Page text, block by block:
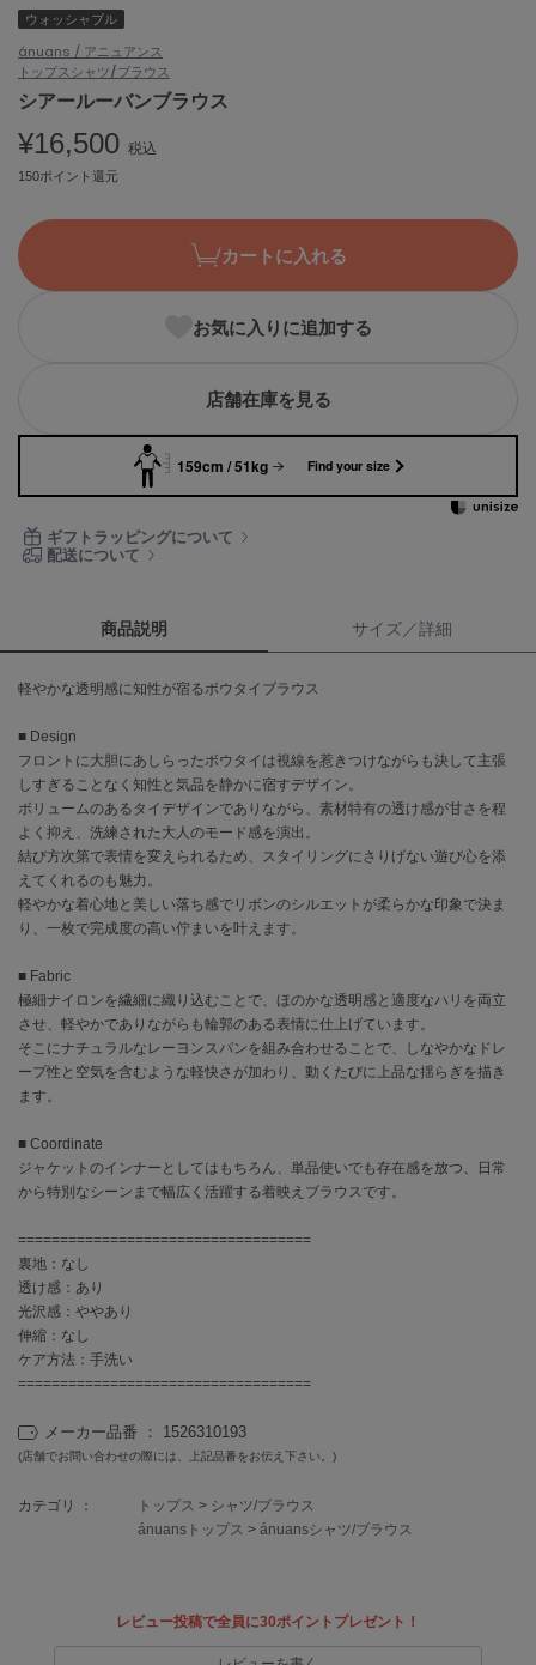
(124)
ànuke
アンヌーク
ASICS
アシックス
バンドリヤー
セロン
CODE A
コードエー
COLE HAAN
コール ハーン
CONVERSE
コンバース
DANSKIN
ダンスキン
エイミー イストワール
emmi
emmi atelier
エミ アトリエ
emmi yoga
エミヨガ
エトレトウキョウ
FRAY I.D
ウォッシャブル
ánuans / アニュアンス
トップスシャツ/ブラウス
シアールーバンブラウス
¥16,500 税込
150ポイント還元
カートに入れる
お気に入りに追加する
店舗在庫を見る
159cm / 51kg Find your size
ギフトラッピングについて
配送について
商品説明 サイズ／詳細
軽やかな透明感に知性が宿るボウタイブラウス
■ Design
フロントに大胆にあしらったボウタイは視線を惹きつけながらも決して主張
しすぎることなく知性と気品を静かに宿すデザイン。
ボリュームのあるタイデザインでありながら、素材特有の透け感が甘さを程
よく抑え、洗練された大人のモード感を演出。
結び方次第で表情を変えられるため、スタイリングにさりげない遊び心を添
えてくれるのも魅力。
軽やかな着心地と美しい落ち感でリボンのシルエットが柔らかな印象で決ま
り、一枚で完成度の高い佇まいを叶えます。
■ Fabric
極細ナイロンを繊細に織り込むことで、ほのかな透明感と適度なハリを両立
させ、軽やかでありながらも輪郭のある表情に仕上げています。
そこにナチュラルなレーヨンスパンを組み合わせることで、しなやかなドレ
ープ性と空気を含むような軽快さが加わり、動くたびに上品な揺らぎを描き
ます。
■ Coordinate
ジャケットのインナーとしてはもちろん、単品使いでも存在感を放つ、日常
から特別なシーンまで幅広く活躍する着映えブラウスです。
===================================
裏地：なし
透け感：あり
光沢感：ややあり
伸縮：なし
ケア方法：手洗い
===================================
メーカー品番 ： 1526310193
(店舗でお問い合わせの際には、上記品番をお伝え下さい。)
カテゴリ ： トップス > シャツ/ブラウス
ánuansトップス > ánuansシャツ/ブラウス
レビュー投稿で全員に30ポイントプレゼント！